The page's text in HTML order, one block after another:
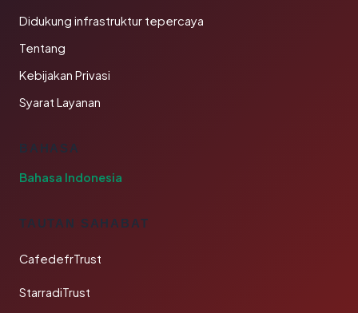
Didukung infrastruktur tepercaya
Tentang
Kebijakan Privasi
Syarat Layanan
BAHASA
Bahasa Indonesia
TAUTAN SAHABAT
CafedefrTrust
StarradiTrust